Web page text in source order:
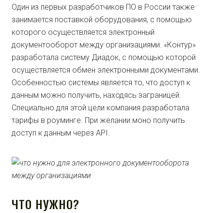
Один из первых разработчиков ПО в России также
занимается поставкой оборудования, с помощью
которого осуществляется электронный
документооборот между организациями. «Контур»
разработала систему Диадок, с помощью которой
осуществляется обмен электронными документами.
Особенностью системы является то, что доступ к
данным можно получить, находясь заграницей.
Специально для этой цели компания разработала
тарифы в роуминге. При желании моно получить
доступ к данным через API.
ЧТО НУЖНО?